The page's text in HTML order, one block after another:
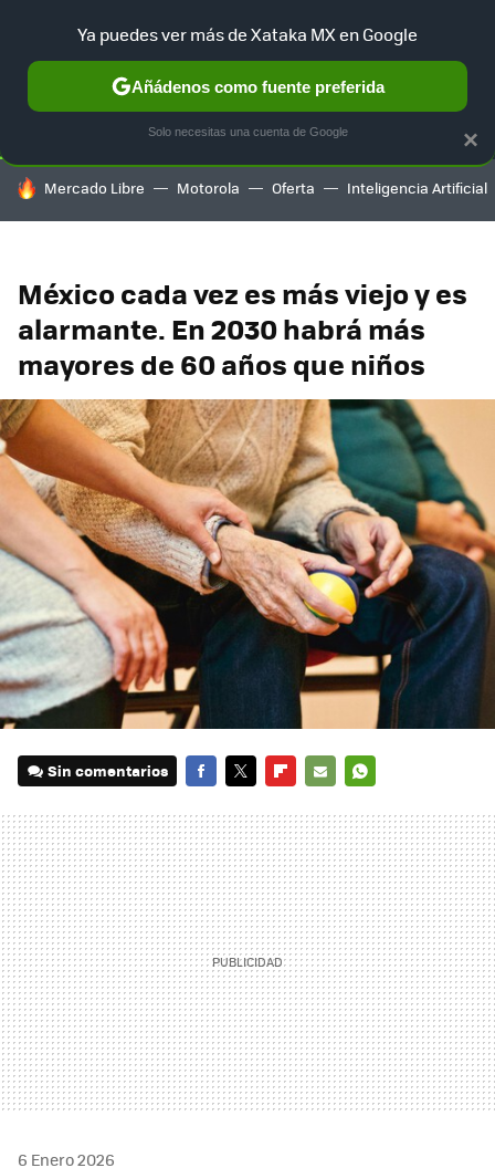
SELECCIÓN GAMING HOME AUTO TERRITORIO
HOY SE HABLA DE
Mercado Libre Motorola Oferta Inteligencia Artificial
México cada vez es más viejo y es
alarmante. En 2030 habrá más
mayores de 60 años que niños
Sin comentarios
MAIL
6 Enero 2026
×
Ya puedes ver más de Xataka MX en Google
Añádenos como fuente preferida
Solo necesitas una cuenta de Google